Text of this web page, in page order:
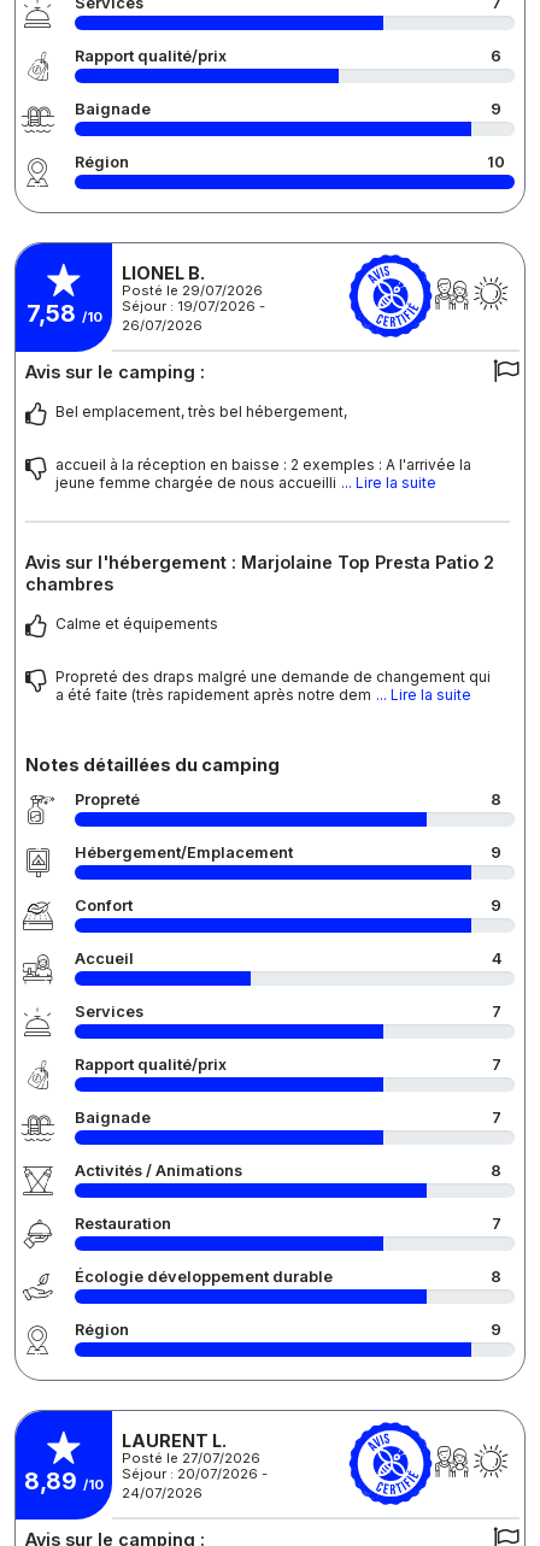
Rapport qualité/prix 6
Baignade 9
Région 10
7,58 /10
LIONEL B.
Posté le 29/07/2026
Séjour : 19/07/2026 -
26/07/2026
Avis sur le camping :
Bel emplacement, très bel hébergement,
accueil à la réception en baisse : 2 exemples : A l'arrivée la
jeune femme chargée de nous accueilli ... Lire la suite
Avis sur l'hébergement : Marjolaine Top Presta Patio 2
chambres
Calme et équipements
Propreté des draps malgré une demande de changement qui
a été faite (très rapidement après notre dem ... Lire la suite
Notes détaillées du camping
Propreté 8
Hébergement/Emplacement 9
Confort 9
Accueil 4
Services 7
Rapport qualité/prix 7
Baignade 7
Activités / Animations 8
Restauration 7
Écologie développement durable 8
Région 9
8,89 /10
LAURENT L.
Posté le 27/07/2026
Séjour : 20/07/2026 -
24/07/2026
Avis sur le camping :